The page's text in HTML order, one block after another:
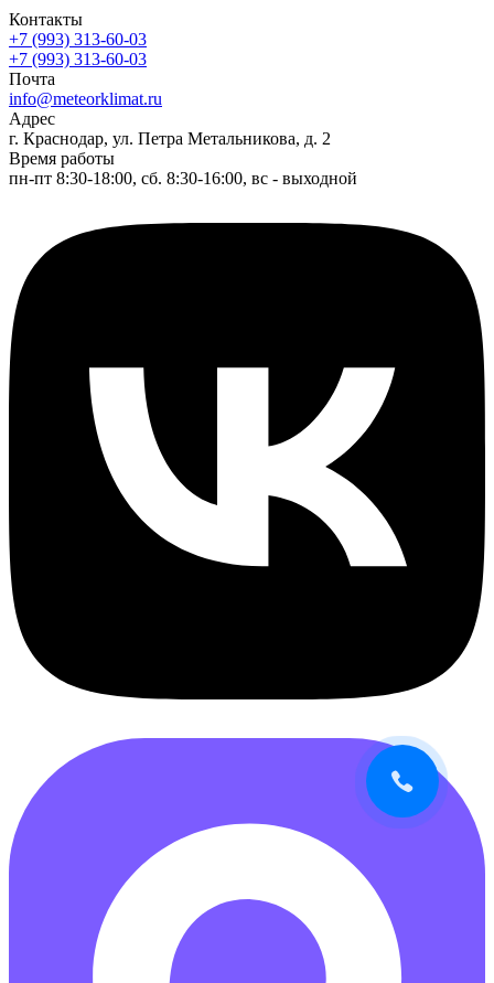
Контакты
+7 (993) 313-60-03
+7 (993) 313-60-03
Почта
info@meteorklimat.ru
Адрес
г. Краснодар, ул. Петра Метальникова, д. 2
Время работы
пн-пт 8:30-18:00, сб. 8:30-16:00, вс - выходной